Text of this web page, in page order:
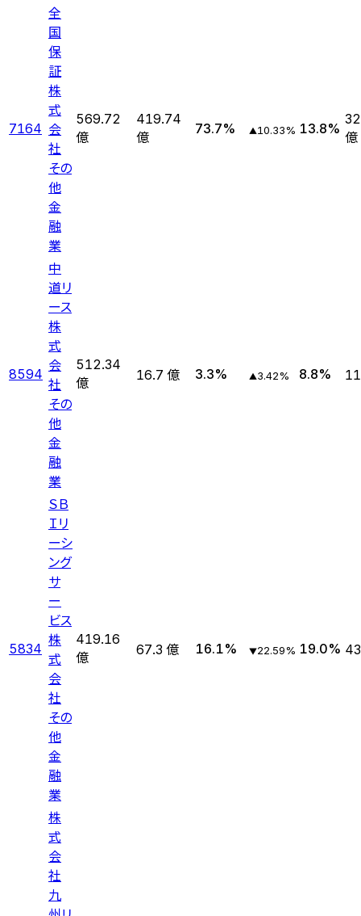
7164
全
国
保
証
株
式
会
社
その
他
金
融
業
569.72
億
419.74
億
73.7% ▲10.33% 13.8%
億
8594
中
道リ
ース
株
式
会
社
その
他
金
融
業
512.34
億
16.7 億 3.3% ▲3.42% 8.8%
5834
ＳＢ
Ｉリ
ーシ
ング
サ
ー
ビス
株
式
会
社
その
他
金
融
業
419.16
億
67.3 億 16.1% ▼22.59% 19.0%
株
式
会
社
九